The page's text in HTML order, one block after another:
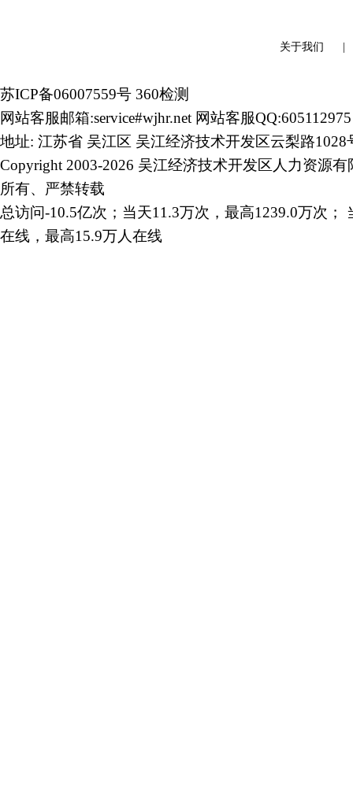
关于我们
苏ICP备06007559号 360检测
网站客服邮箱:service#wjhr.net 网站客服QQ:605112975
地址: 江苏省 吴江区 吴江经济技术开发区云梨路1028
Copyright 2003-2026 吴江经济技术开发区人力资源有
所有、严禁转载
总访问-10.5亿次；当天11.3万次，最高1239.0万次；
在线，最高15.9万人在线